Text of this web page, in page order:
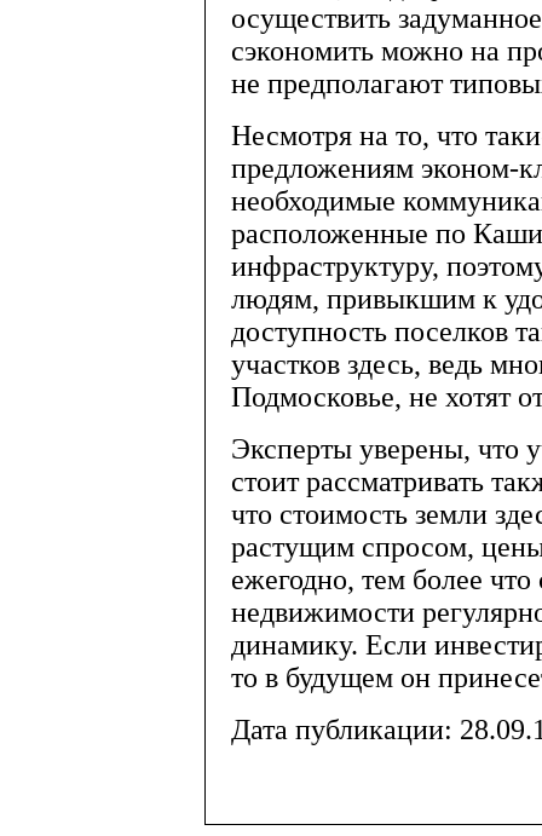
осуществить
сэкономить можно на
не предполагают
Несмотря на то, что
предложениям эконом-
необходимые
расположенные по
инфраструктуру,
людям, привыкшим к
доступность поселков
участков здесь, ведь
Подмосковье, не хотят
Эксперты уверены, что
стоит рассматривать
что стоимость земли
растущим спросом,
ежегодно, тем более что
недвижимости
динамику. Если
то в будущем он
Дата публикации: